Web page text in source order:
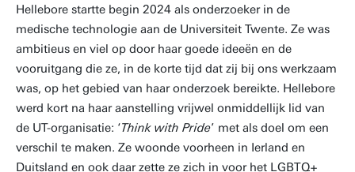
Hellebore startte begin 2024 als onderzoeker in de
medische technologie aan de Universiteit Twente. Ze was
ambitieus en viel op door haar goede ideeën en de
vooruitgang die ze, in de korte tijd dat zij bij ons werkzaam
was, op het gebied van haar onderzoek bereikte. Hellebore
werd kort na haar aanstelling vrijwel onmiddellijk lid van
de UT-organisatie: ‘Think with Pride’ met als doel om een
verschil te maken. Ze woonde voorheen in Ierland en
Duitsland en ook daar zette ze zich in voor het LGBTQ+